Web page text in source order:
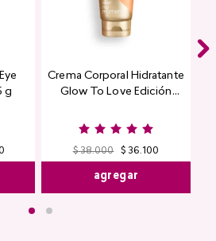
g
Crema Corporal Hidratante
Glow To Love Edición
$ 38.000 $ 36.100
agregar